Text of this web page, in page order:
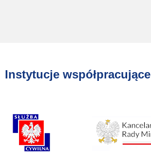
Instytucje współpracujące